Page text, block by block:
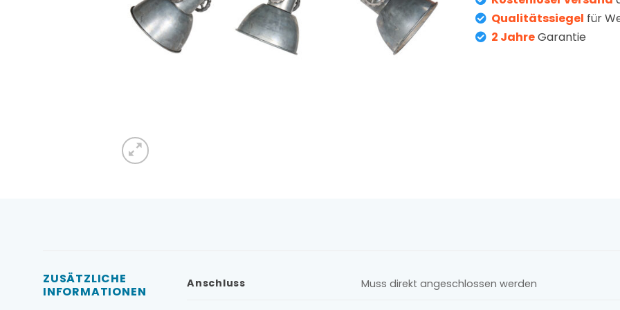
Qualitätssiegel für
2 JahreGarantie
ZUSÄTZLICHE
INFORMATIONEN
Anschluss Muss direkt angeschlossen werden